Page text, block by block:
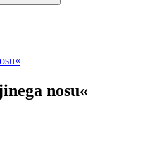
nosu«